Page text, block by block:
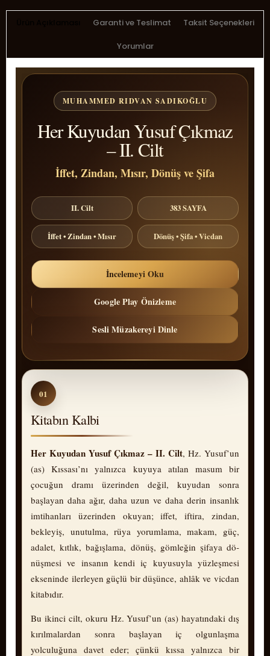
Garanti ve Teslimat Taksit Seçenekleri
Yorumlar
MUHAMMED RIDVAN SADIKOĞLU
Her Kuyudan Yusuf Çıkmaz
– II. Cilt
İffet, Zindan, Mısır, Dönüş ve Şifa
II. Cilt 383 SAYFA
İffet • Zindan • Mısır Dönüş • Şifa • Vicdan
İncelemeyi Oku
Google Play Önizleme
Sesli Müzakereyi Dinle
01
Kitabın Kalbi
Her Kuyudan Yusuf Çıkmaz – II. Cilt, Hz. Yusuf’un
(as) Kıssası’nı yalnızca kuyuya atılan masum bir
çocuğun dramı üzerinden değil, kuyudan sonra
başlayan daha ağır, daha uzun ve daha derin insanlık
imtihanları üzerinden okuyan; iffet, iftira, zindan,
bekleyiş, unutulma, rüya yorumlama, makam, güç,
adalet, kıtlık, bağışlama, dönüş, gömleğin şifaya dö­
nüş­me­si ve insanın kendi iç kuyusuyla yüz­leş­me­si
ekseninde ilerleyen güçlü bir düşünce, ahlâk ve vicdan
kitabıdır.
Bu ikinci cilt, okuru Hz. Yusuf’un (as) hayatındaki dış
kırılmalardan sonra başlayan iç olgunlaşma
yolculuğuna davet eder; çünkü kıssa yalnızca bir